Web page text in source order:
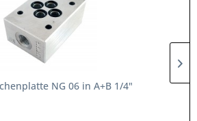
NG 06 in A+B 1/4"